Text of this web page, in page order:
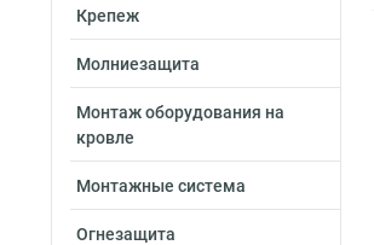
Крепеж
Молниезащита
Монтаж оборудования на
кровле
Монтажные система
Огнезащита